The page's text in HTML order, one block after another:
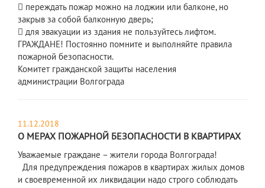
 переждать пожар можно на лоджии или балконе, но
закрыв за собой балконную дверь;
 для эвакуации из здания не пользуйтесь лифтом.
ГРАЖДАНЕ! Постоянно помните и выполняйте правила
пожарной безопасности.
Комитет гражданской защиты населения
администрации Волгограда
11.12.2018
О МЕРАХ ПОЖАРНОЙ БЕЗОПАСНОСТИ В КВАРТИРАХ
Уважаемые граждане – жители города Волгограда!
Для предупреждения пожаров в квартирах жилых домов
и своевременной их ликвидации надо строго соблюдать